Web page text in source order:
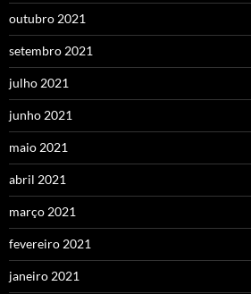
outubro 2021
setembro 2021
julho 2021
junho 2021
maio 2021
abril 2021
março 2021
fevereiro 2021
janeiro 2021